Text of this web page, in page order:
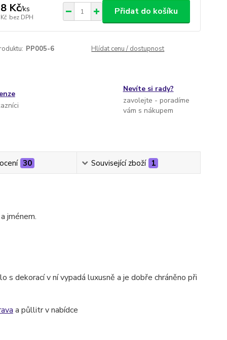
Kč/ks
bez DPH
Přidat do košíku
PP005-6 Hlídat cenu / dostupnost
Nevíte si rady?
zavolejte - poradíme
vám s nákupem
30 Související zboží 1
jménem.
s dekorací v ní vypadá luxusně a je dobře chráněno při
a půllitr v nabídce